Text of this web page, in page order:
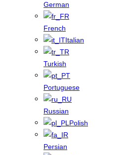
German
French
Italian
Turkish
Portuguese
Russian
Polish
Persian